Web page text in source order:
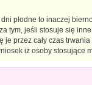
płodne to inaczej
tym, jeśli stosuje się
przez cały czas
iż osoby stosujące